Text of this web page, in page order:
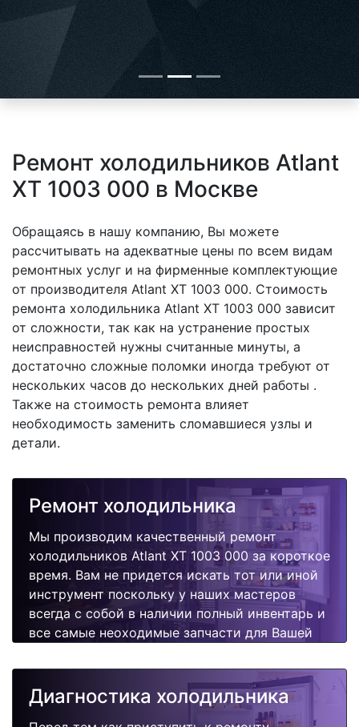
Ремонт холодильников Atlant
XT 1003 000 в Москве
Обращаясь в нашу компанию, Вы можете
рассчитывать на адекватные цены по всем видам
ремонтных услуг и на фирменные комплектующие
от производителя Atlant XT 1003 000. Стоимость
ремонта холодильника Atlant XT 1003 000 зависит
от сложности, так как на устранение простых
неисправностей нужны считанные минуты, а
достаточно сложные поломки иногда требуют от
нескольких часов до нескольких дней работы .
Также на стоимость ремонта влияет
необходимость заменить сломавшиеся узлы и
детали.
Ремонт холодильника
Мы производим качественный ремонт
холодильников Atlant XT 1003 000 за короткое
время. Вам не придется искать тот или иной
инструмент поскольку у наших мастеров
всегда с собой в наличии полный инвентарь и
все самые неоходимые запчасти для Вашей
качественно и недорого.
Диагностика холодильника